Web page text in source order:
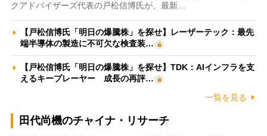
クアドバイザーズ代表の戸松信博氏が、最新…
【戸松信博氏「明日の爆騰株」を探せ】レーザーテック：最先
端半導体の製造に不可欠な検査装…
【戸松信博氏「明日の爆騰株」を探せ】TDK：AIインフラを支
えるキープレーヤー 成長の再評…
一覧を見る
田代尚機のチャイナ・リサーチ